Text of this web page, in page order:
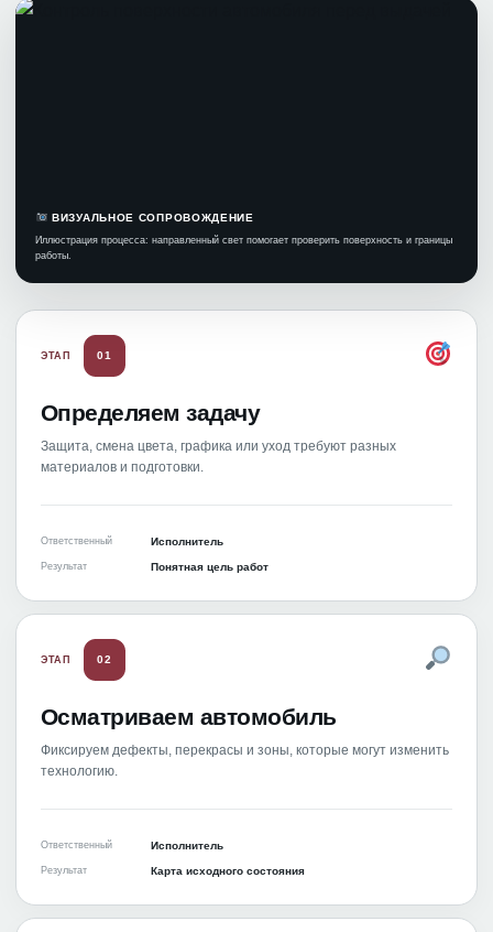
ВИЗУАЛЬНОЕ СОПРОВОЖДЕНИЕ
Иллюстрация процесса: направленный свет помогает проверить поверхность и границы
работы.
ЭТАП 01
Определяем задачу
Защита, смена цвета, графика или уход требуют разных
материалов и подготовки.
Ответственный Исполнитель
Результат Понятная цель работ
ЭТАП 02
Осматриваем автомобиль
Фиксируем дефекты, перекрасы и зоны, которые могут изменить
технологию.
Ответственный Исполнитель
Результат Карта исходного состояния